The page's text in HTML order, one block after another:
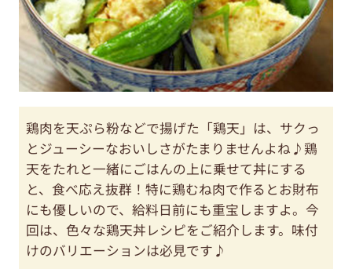
鶏肉を天ぷら粉などで揚げた「鶏天」は、サクっ
とジューシーなおいしさがたまりませんよね♪鶏
天をたれと一緒にごはんの上に乗せて丼にする
と、食べ応え抜群！特に鶏むね肉で作るとお財布
にも優しいので、給料日前にも重宝しますよ。今
回は、色々な鶏天丼レシピをご紹介します。味付
けのバリエーションは必見です♪